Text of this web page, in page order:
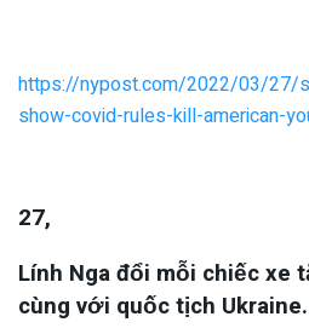
https://nypost.com/2022/03/27/
show-covid-rules-kill-american-
27,
Lính Nga đổi mỗi chiếc xe
cùng với quốc tịch Ukraine.